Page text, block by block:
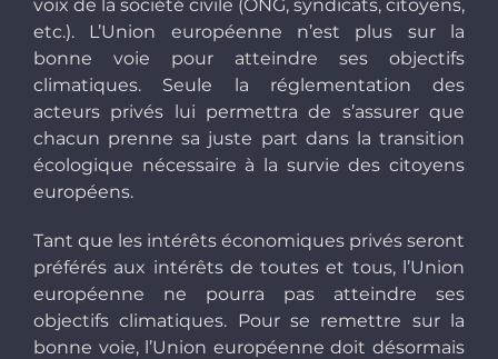
voix de la société civile (ONG, syndicats, citoyens,
etc.). L’Union européenne n’est plus sur la
bonne voie pour atteindre ses objectifs
climatiques. Seule la réglementation des
acteurs privés lui permettra de s’assurer que
chacun prenne sa juste part dans la transition
écologique nécessaire à la survie des citoyens
européens.
Tant que les intérêts économiques privés seront
préférés aux intérêts de toutes et tous, l’Union
européenne ne pourra pas atteindre ses
objectifs climatiques. Pour se remettre sur la
bonne voie, l’Union européenne doit désormais